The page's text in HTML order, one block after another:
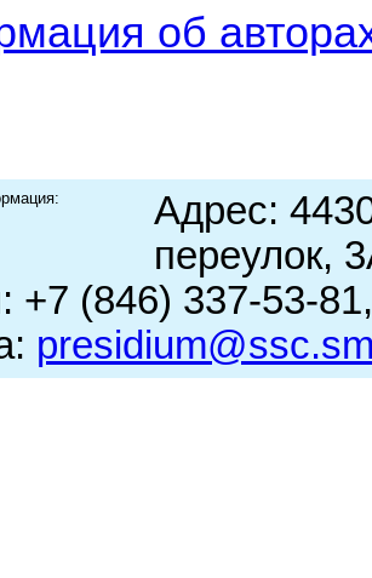
об
Адрес:
переулок,
+7 (846) 337-53-